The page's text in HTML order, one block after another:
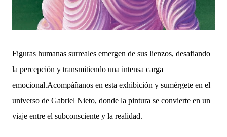
Figuras humanas surreales emergen de sus lienzos, desafiando
la percepción y transmitiendo una intensa carga
emocional.Acompáñanos en esta exhibición y sumérgete en el
universo de Gabriel Nieto, donde la pintura se convierte en un
viaje entre el subconsciente y la realidad.